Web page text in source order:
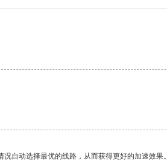
自动选择最优的线路，从而获得更好的加速效果。